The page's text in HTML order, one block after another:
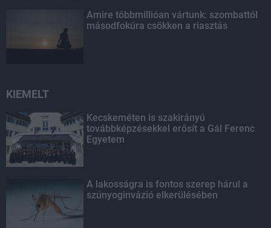
Amire többmillióan vártunk: szombattól
másodfokúra csökken a riasztás
KIEMELT
Kecskeméten is szakirányú
továbbképzésekkel erősít a Gál Ferenc
Egyetem
A lakosságra is fontos szerep hárul a
szúnyoginvázió elkerülésében